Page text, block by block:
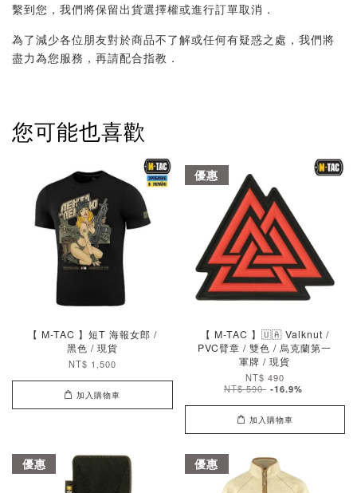
繫到您，我們將保留出貨選擇權或進行訂單取消．
為了減少各位朋友對於商品不了解或任何有疑惑之處，我們將
盡力為您服務，再請配合指教．
您可能也喜歡
【 M-TAC 】短T 海報女郎 /
黑色 / 現貨
NT$ 1,500
加入購物車
優惠
【 M-TAC 】🇺🇦 Valknut /
PVC臂章 / 雙色 / 烏克蘭第一
軍牌 / 現貨
NT$ 490
NT$ 590 -16.9%
加入購物車
優惠 優惠